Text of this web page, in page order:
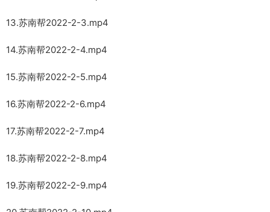
13.苏南帮2022-2-3.mp4
14.苏南帮2022-2-4.mp4
15.苏南帮2022-2-5.mp4
16.苏南帮2022-2-6.mp4
17.苏南帮2022-2-7.mp4
18.苏南帮2022-2-8.mp4
19.苏南帮2022-2-9.mp4